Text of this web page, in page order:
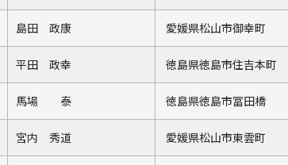
島田 政康 愛媛県松山市御幸町
平田 政幸 徳島県徳島市住吉本町
馬場 泰 徳島県徳島市冨田橋
宮内 秀道 愛媛県松山市東雲町